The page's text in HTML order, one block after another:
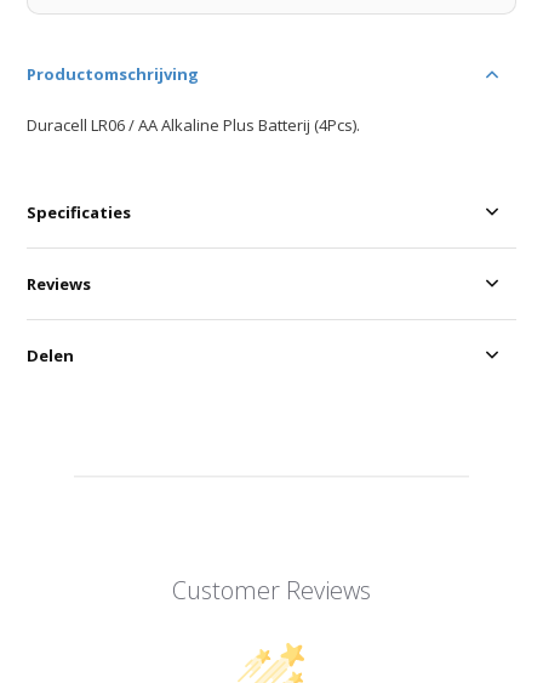
Productomschrijving
Duracell LR06 / AA Alkaline Plus Batterij (4Pcs).
Specificaties
Customer Reviews
Reviews
Delen